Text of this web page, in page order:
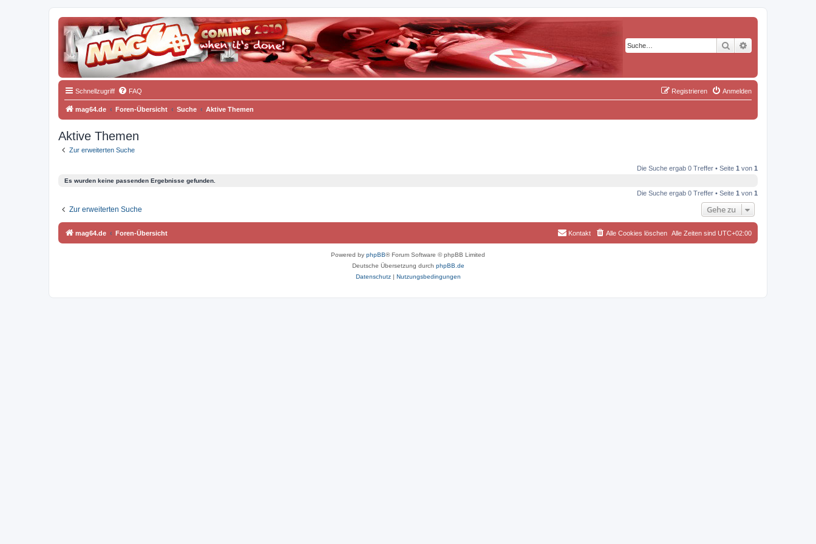
Suche
Schnellzugriff FAQ Anmelden
Registrieren
mag64.de Foren-Übersicht Suche Aktive Themen
Aktive Themen
Zur erweiterten Suche
Die Suche ergab 0 Treffer • Seite 1 von 1
Es wurden keine passenden Ergebnisse gefunden.
Die Suche ergab 0 Treffer • Seite 1 von 1
Zur erweiterten Suche Gehe zu
mag64.de Foren-Übersicht Alle Zeiten sind UTC+02:00
Alle Cookies löschen
Kontakt
Powered by phpBB® Forum Software © phpBB Limited
Deutsche Übersetzung durch phpBB.de
Datenschutz| Nutzungsbedingungen